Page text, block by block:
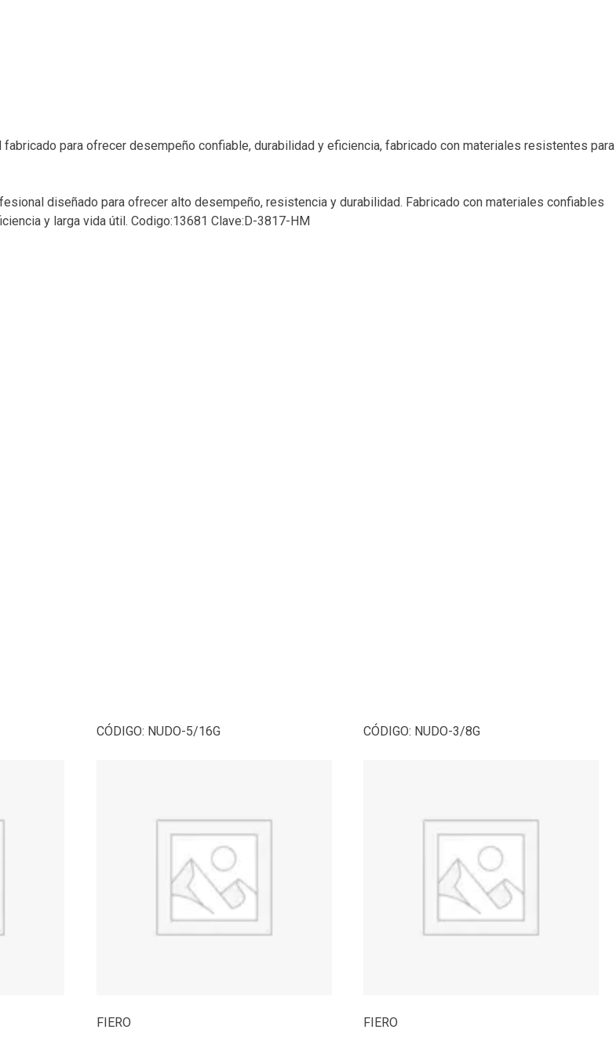
para ofrecer desempeño confiable, durabilidad y eficiencia, fabricado con materiales resistentes para
diseñado para ofrecer alto desempeño, resistencia y durabilidad. Fabricado con materiales confiables
y larga vida útil. Codigo:13681 Clave:D-3817-HM
CÓDIGO: NUDO-5/16G
FIERO
CÓDIGO: NUDO-3/8G
FIERO